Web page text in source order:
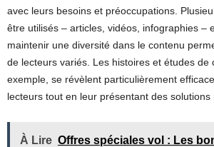
avec leurs besoins et préoccupations.
être utilisés – articles, vidéos, infographies –
maintenir une diversité dans le contenu
de lecteurs variés. Les histoires et études de
exemple, se révèlent particulièrement
lecteurs tout en leur présentant des solutions
À Lire Offres spéciales vol : Les